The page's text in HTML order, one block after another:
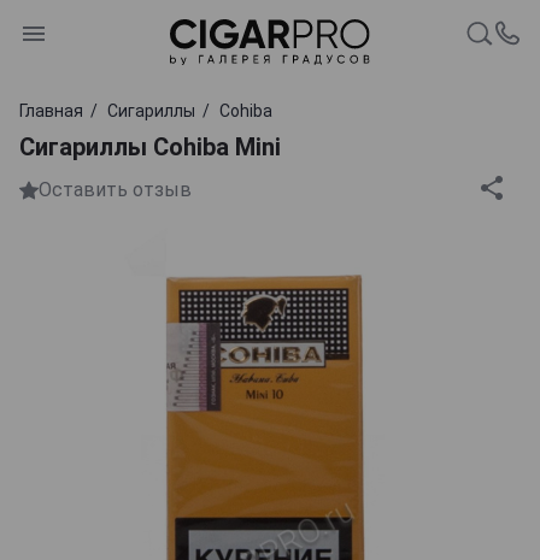
Главная Сигариллы Cohiba
Сигариллы Cohiba Mini
Оставить отзыв